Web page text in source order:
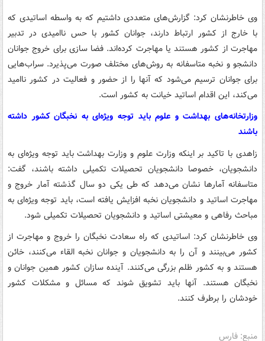
وی خاطرنشان کرد: گزارش‌های متعددی داشتیم که به واسطه اساتیدی که
با خارج از کشور ارتباط دارند، جوانان کشور با حس ناامیدی در تدبیر
مهاجرت از کشور هستند یا مهاجرت کرده‌اند. فضا سازی برای خروج جوانان
دانشجو و نخبه متاسفانه به روش‌های مختلف صورت می‌پذیرد. سراب‌هایی
برای جوانان ترسیم می‌شود که آنها را از حضور و فعالیت در کشور ناامید
می‌کند، این اقدام اساتید خیانت به کشور است.
وزارتخانه‌های بهداشت و علوم باید توجه ویژه‌ای به نخبگان کشور داشته
باشند
زاهدی با تاکید بر اینکه وزارت علوم و وزارت بهداشت باید توجه ویژه‌ای به
دانشجویان، خصوصا دانشجویان تحصیلات تکمیلی داشته باشند، گفت:
متاسفانه آمارها نشان می‌دهد که طی یکی دو سال گذشته آمار خروج و
مهاجرت اساتید و دانشجویان نخبه افزایش یافته است، باید توجه ویژه‌ای به
مباحث رفاهی و معیشتی اساتید و دانشجویان تحصیلات تکمیلی شود.
وی خاطرنشان کرد: اساتیدی که راه سعادت نخبگان را خروج و مهاجرت از
کشور می‌بینند و آن را به دانشجویان و جوانان نخبه القاء می‌کنند، خائن
هستند و به کشور ظلم بزرگی می‌کنند. آینده سازان کشور همین جوانان و
نخبگان هستند. آنها باید تشویق شوند که مسائل و مشکلات کشور
خودشان را برطرف کنند.
منبع: فارس